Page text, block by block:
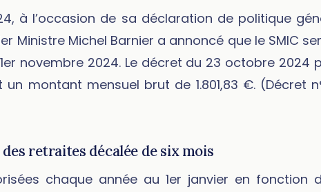
à l’occasion de sa déclaration de politique
Ministre Michel Barnier a annoncé que le SMIC
novembre 2024. Le décret du 23 octobre 2024
un montant mensuel brut de 1.801,83 €. (Décret
retraites décalée de six mois
chaque année au 1er janvier en fonction